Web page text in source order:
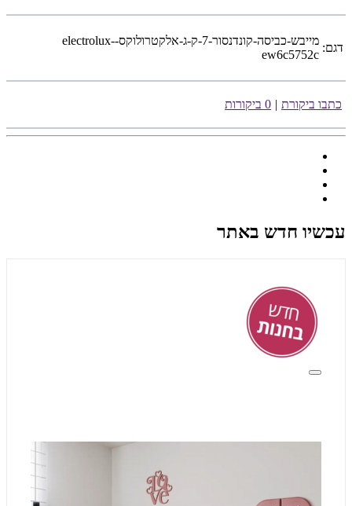
דגם:
מייבש-כביסה-קונדנסור-7-ק-ג-אלקטרולוקס-electrolux-
ew6c5752c
כתבו ביקורת 0 ביקורות
עכשיו חדש באתר